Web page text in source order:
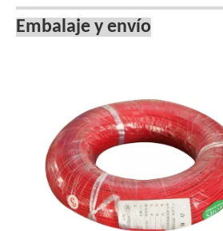
Embalaje y envío